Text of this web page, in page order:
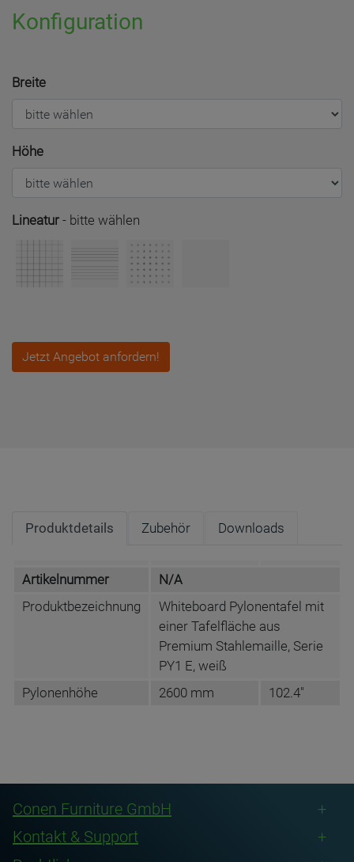
Konfiguration
Breite
Höhe
Lineatur - bitte wählen
Jetzt Angebot anfordern!
Produktdetails Zubehör Downloads
Artikelnummer
N/A
Produktbezeichnung
Whiteboard Pylonentafel mit
einer Tafelfläche aus
Premium Stahlemaille, Serie
PY1 E, weiß
Pylonenhöhe
2600 mm 102.4"
Conen Furniture GmbH
Kontakt & Support